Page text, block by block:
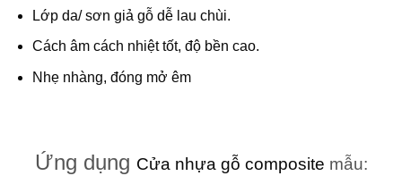
Lớp da/ sơn giả gỗ dễ lau chùi.
Cách âm cách nhiệt tốt, độ bền cao.
Nhẹ nhàng, đóng mở êm
Ứng dụng Cửa nhựa gỗ composite mẫu: